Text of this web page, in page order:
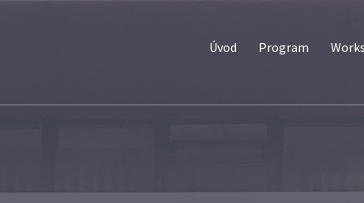
Úvod Program